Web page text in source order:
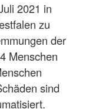
2021 in
zu
der
Menschen
sind